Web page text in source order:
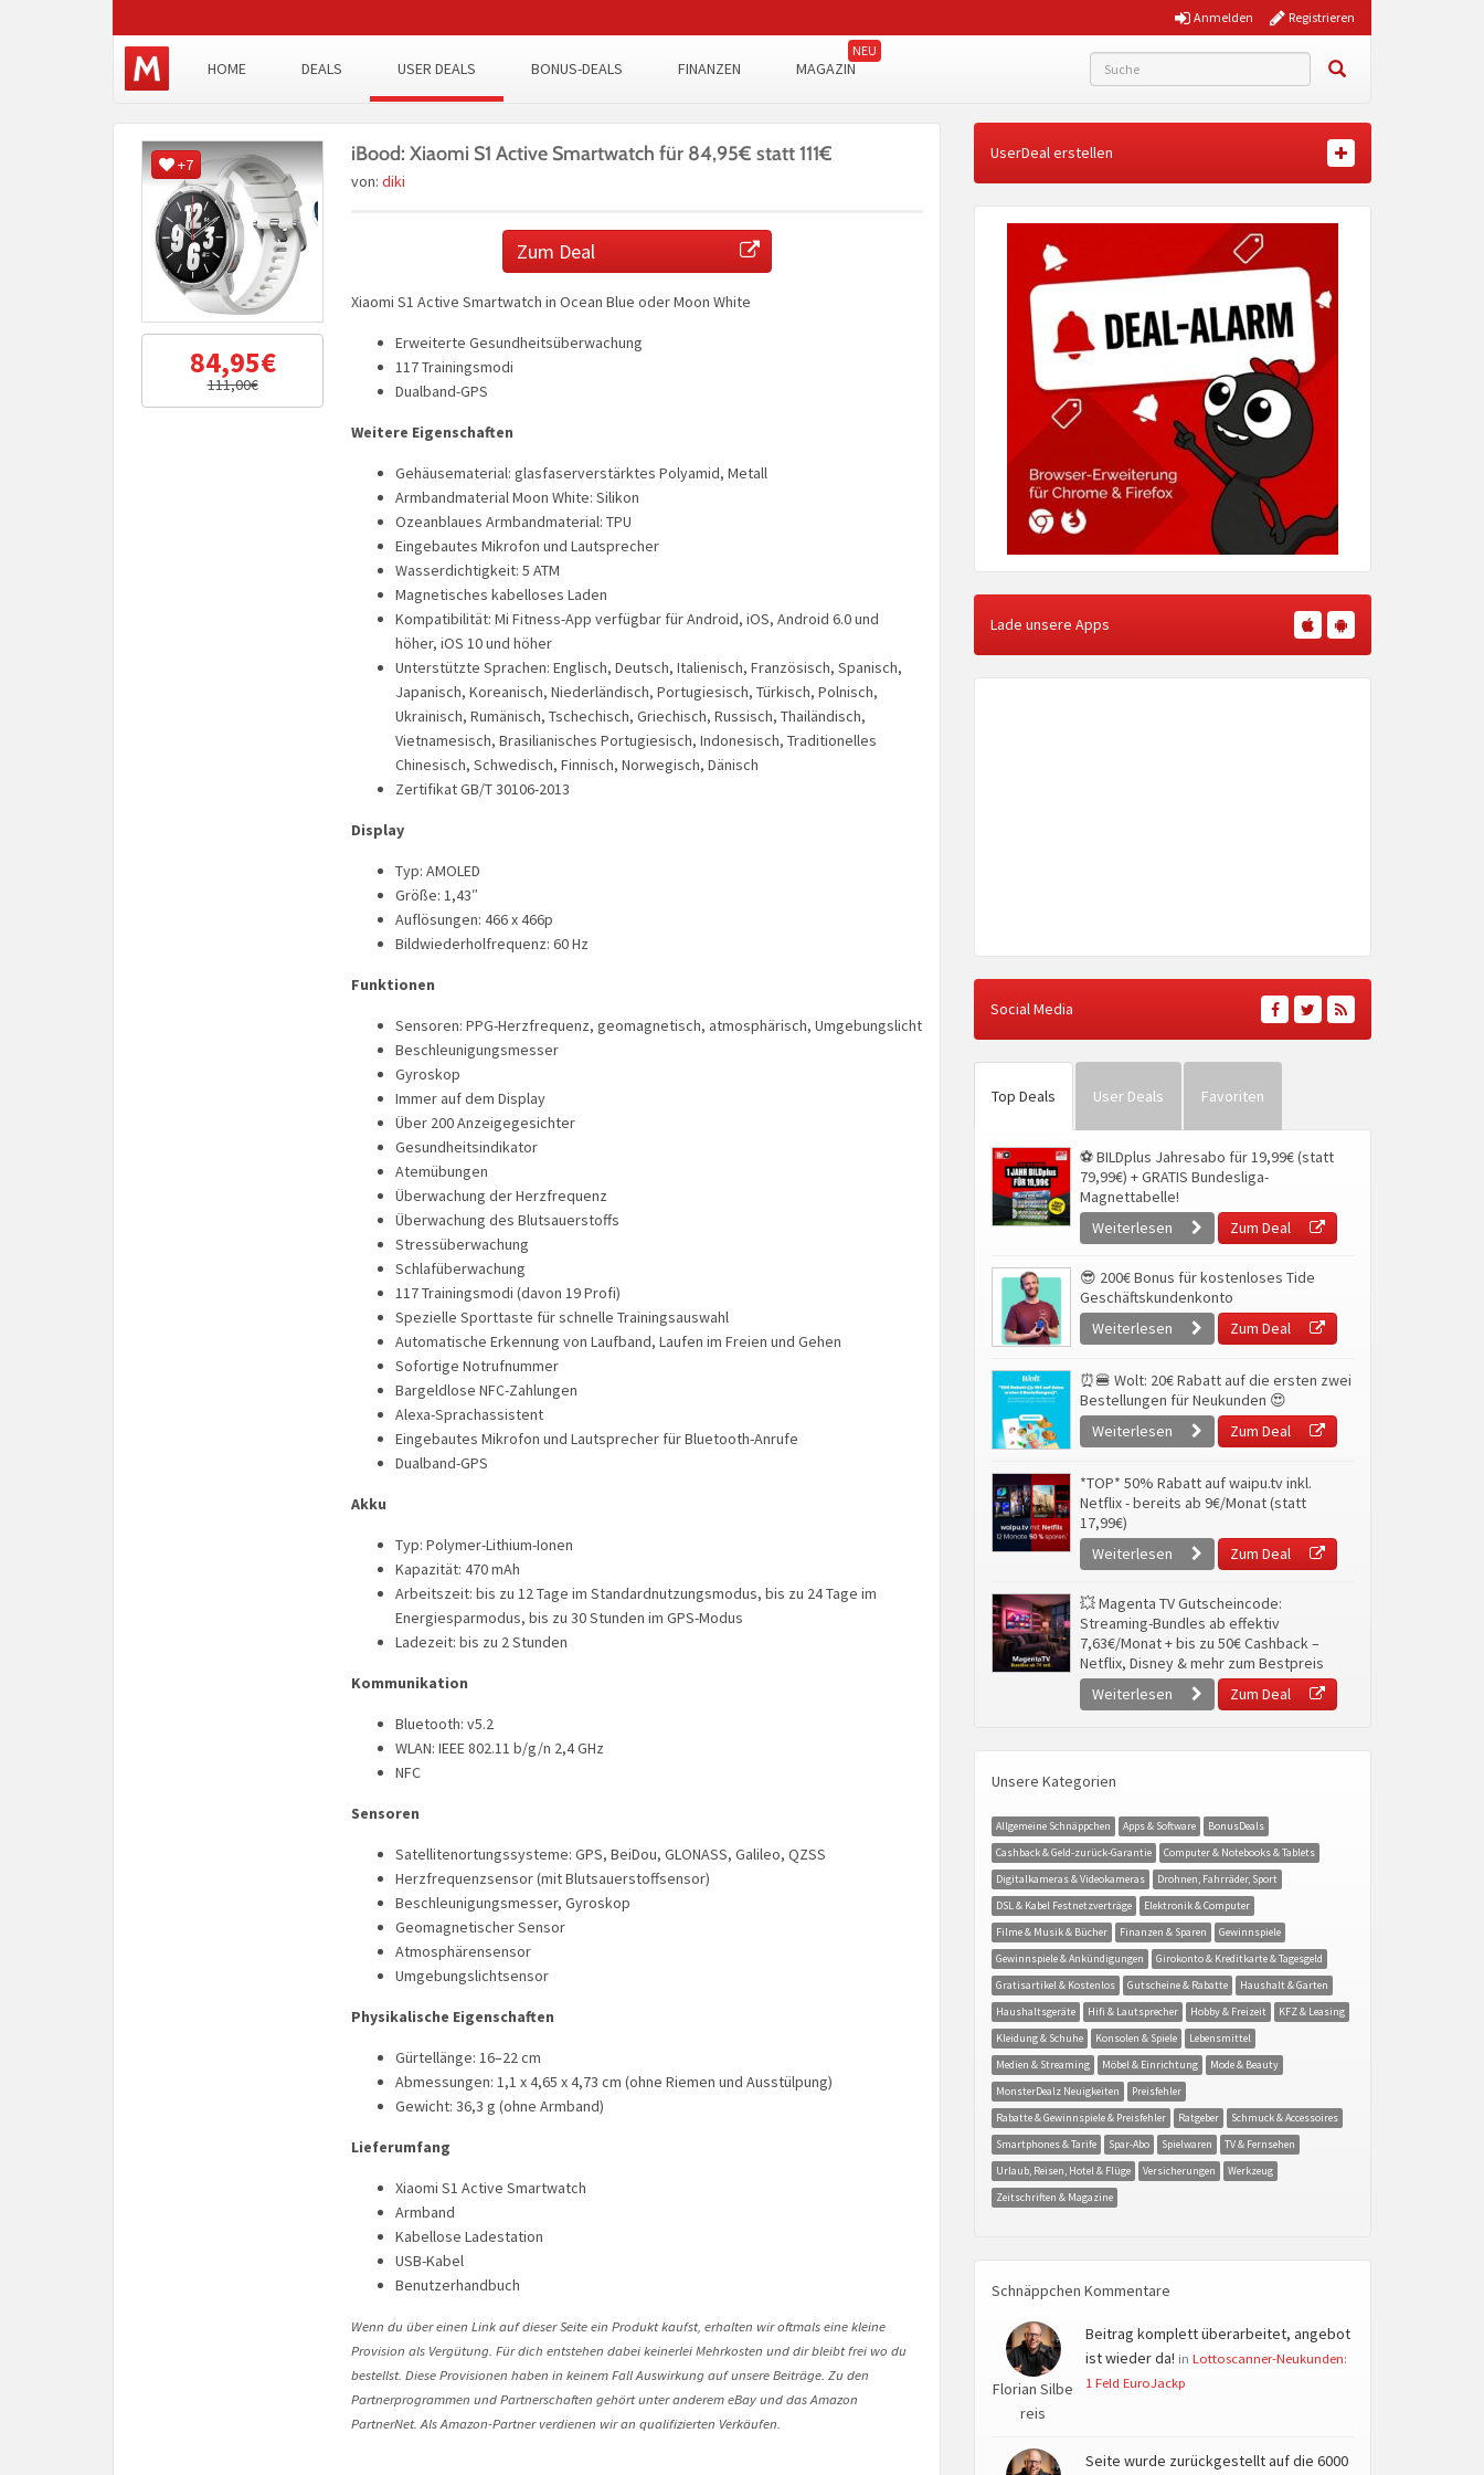
Registrieren
Anmelden
HOME DEALS USER DEALS BONUS-DEALS FINANZEN MAGAZIN
+7
84,95€
111,00€
iBood: Xiaomi S1 Active Smartwatch für 84,95€ statt 111€
von: diki
Zum Deal
Xiaomi S1 Active Smartwatch in Ocean Blue oder Moon White
Erweiterte Gesundheitsüberwachung
117 Trainingsmodi
Dualband-GPS
Weitere Eigenschaften
Gehäusematerial: glasfaserverstärktes Polyamid, Metall
Armbandmaterial Moon White: Silikon
Ozeanblaues Armbandmaterial: TPU
Eingebautes Mikrofon und Lautsprecher
Wasserdichtigkeit: 5 ATM
Magnetisches kabelloses Laden
Kompatibilität: Mi Fitness-App verfügbar für Android, iOS, Android 6.0 und
höher, iOS 10 und höher
Unterstützte Sprachen: Englisch, Deutsch, Italienisch, Französisch, Spanisch,
Japanisch, Koreanisch, Niederländisch, Portugiesisch, Türkisch, Polnisch,
Ukrainisch, Rumänisch, Tschechisch, Griechisch, Russisch, Thailändisch,
Vietnamesisch, Brasilianisches Portugiesisch, Indonesisch, Traditionelles
Chinesisch, Schwedisch, Finnisch, Norwegisch, Dänisch
Zertifikat GB/T 30106-2013
Display
Typ: AMOLED
Größe: 1,43″
Auflösungen: 466 x 466p
Bildwiederholfrequenz: 60 Hz
Funktionen
Sensoren: PPG-Herzfrequenz, geomagnetisch, atmosphärisch, Umgebungslicht
Beschleunigungsmesser
Gyroskop
Immer auf dem Display
Über 200 Anzeigegesichter
Gesundheitsindikator
Atemübungen
Überwachung der Herzfrequenz
Überwachung des Blutsauerstoffs
Stressüberwachung
Schlafüberwachung
117 Trainingsmodi (davon 19 Profi)
Spezielle Sporttaste für schnelle Trainingsauswahl
Automatische Erkennung von Laufband, Laufen im Freien und Gehen
Sofortige Notrufnummer
Bargeldlose NFC-Zahlungen
Alexa-Sprachassistent
Eingebautes Mikrofon und Lautsprecher für Bluetooth-Anrufe
Dualband-GPS
Akku
Typ: Polymer-Lithium-Ionen
Kapazität: 470 mAh
Arbeitszeit: bis zu 12 Tage im Standardnutzungsmodus, bis zu 24 Tage im
Energiesparmodus, bis zu 30 Stunden im GPS-Modus
Ladezeit: bis zu 2 Stunden
Kommunikation
Bluetooth: v5.2
WLAN: IEEE 802.11 b/g/n 2,4 GHz
NFC
Sensoren
Satellitenortungssysteme: GPS, BeiDou, GLONASS, Galileo, QZSS
Herzfrequenzsensor (mit Blutsauerstoffsensor)
Beschleunigungsmesser, Gyroskop
Geomagnetischer Sensor
Atmosphärensensor
Umgebungslichtsensor
Physikalische Eigenschaften
Gürtellänge: 16–22 cm
Abmessungen: 1,1 x 4,65 x 4,73 cm (ohne Riemen und Ausstülpung)
Gewicht: 36,3 g (ohne Armband)
Lieferumfang
Xiaomi S1 Active Smartwatch
Armband
Kabellose Ladestation
USB-Kabel
Benutzerhandbuch
Wenn du über einen Link auf dieser Seite ein Produkt kaufst, erhalten wir oftmals eine kleine
Provision als Vergütung. Für dich entstehen dabei keinerlei Mehrkosten und dir bleibt frei wo du
bestellst. Diese Provisionen haben in keinem Fall Auswirkung auf unsere Beiträge. Zu den
Partnerprogrammen und Partnerschaften gehört unter anderem eBay und das Amazon
PartnerNet. Als Amazon-Partner verdienen wir an qualifizierten Verkäufen.
UserDeal erstellen
Lade unsere Apps
Social Media
Top Deals User Deals Favoriten
⚽ BILDplus Jahresabo für 19,99€ (statt
79,99€) + GRATIS Bundesliga-
Magnettabelle!
Weiterlesen
Zum Deal
😎 200€ Bonus für kostenloses Tide
Geschäftskundenkonto
Weiterlesen
Zum Deal
⏰🍔 Wolt: 20€ Rabatt auf die ersten zwei
Bestellungen für Neukunden 😍
Weiterlesen
Zum Deal
*TOP* 50% Rabatt auf waipu.tv inkl.
Netflix - bereits ab 9€/Monat (statt
17,99€)
Weiterlesen
Zum Deal
💥 Magenta TV Gutscheincode:
Streaming-Bundles ab effektiv
7,63€/Monat + bis zu 50€ Cashback –
Netflix, Disney & mehr zum Bestpreis
Weiterlesen
Zum Deal
Unsere Kategorien
Allgemeine Schnäppchen Apps & Software
BonusDeals
Cashback & Geld-zurück-Garantie
Computer & Notebooks & Tablets
Digitalkameras & Videokameras
Drohnen, Fahrräder, Sport
DSL & Kabel Festnetzverträge
Elektronik & Computer
Filme & Musik & Bücher
Finanzen & Sparen
Gewinnspiele
Gewinnspiele & Ankündigungen
Girokonto & Kreditkarte & Tagesgeld
Gratisartikel & Kostenlos
Gutscheine & Rabatte
Haushalt & Garten
Haushaltsgeräte
Hifi & Lautsprecher Hobby & Freizeit
KFZ & Leasing
Kleidung & Schuhe
Konsolen & Spiele
Lebensmittel
Medien & Streaming
Möbel & Einrichtung
Mode & Beauty
MonsterDealz Neuigkeiten
Preisfehler
Rabatte & Gewinnspiele & Preisfehler
Ratgeber
Schmuck & Accessoires
Smartphones & Tarife
Spar-Abo Spielwaren
TV & Fernsehen
Urlaub, Reisen, Hotel & Flüge
Versicherungen
Werkzeug
Zeitschriften & Magazine
Schnäppchen Kommentare
Florian Silbe
reis
Beitrag komplett überarbeitet, angebot
ist wieder da! in Lottoscanner-Neukunden:
1 Feld EuroJackp
Seite wurde zurückgestellt auf die 6000